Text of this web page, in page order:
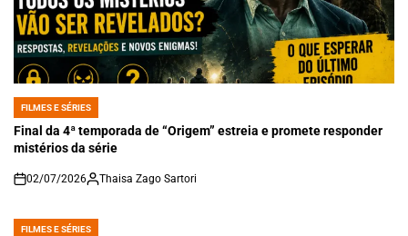
POSTED
IN
FILMES E SÉRIES
Final da 4ª temporada de “Origem” estreia e promete responder
mistérios da série
on
02/07/2026 Thaisa Zago Sartori
FILMES E SÉRIES